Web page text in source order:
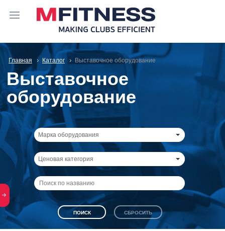
Главная Каталог Выставочное оборудование
Выставочное
оборудование
Марка оборудования
Ценовая категория